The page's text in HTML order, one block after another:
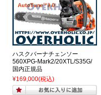
ハスクバーナチェンソー
560XPG-Mark2/20XTL/S35G/
国内正規品
¥169,000(税込)